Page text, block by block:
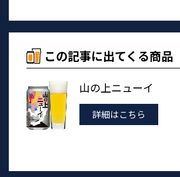
この記事に出てくる商品
山の上ニューイ
詳細はこちら